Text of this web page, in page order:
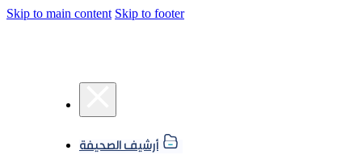
Skip to main content Skip to footer
أرشيف الصحيفة